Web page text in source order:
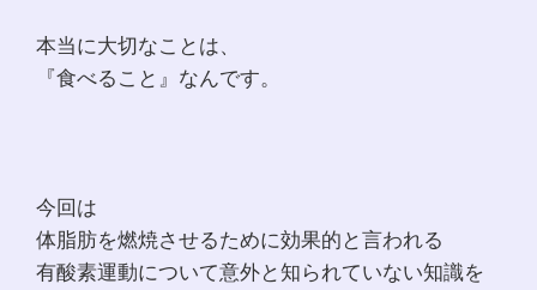
本当に大切なことは、
『食べること』なんです。
今回は
体脂肪を燃焼させるために効果的と言われる
有酸素運動について意外と知られていない知識を